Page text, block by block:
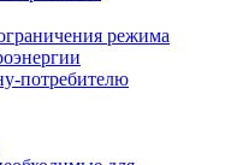
режима
потребителю